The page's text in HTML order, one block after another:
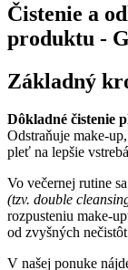
Čistenie a
produktu -
Základný
Dôkladné čistenie
Odstraňuje make-
pleť na lepšie
Vo večernej rutine
(tzv. double
rozpusteniu make-
od zvyšných
V našej ponuke